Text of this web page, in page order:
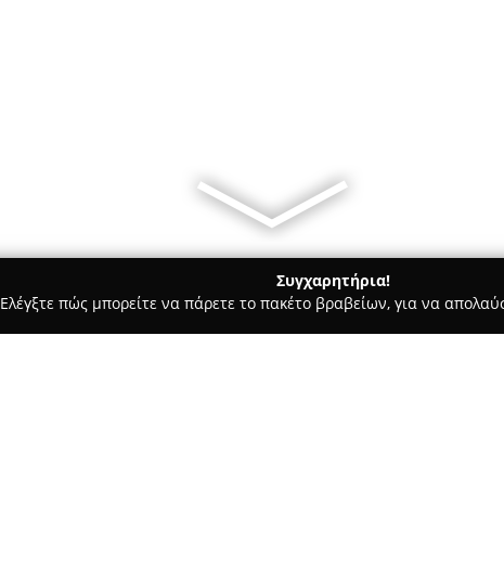
Συγχαρητήρια!
Ελέγξτε πώς μπορείτε να πάρετε το πακέτο βραβείων, για να